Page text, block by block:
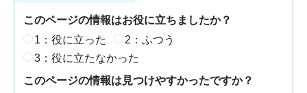
このページの情報はお役に立ちましたか？
1：役に立った
2：ふつう
3：役に立たなかった
このページの情報は見つけやすかったですか？